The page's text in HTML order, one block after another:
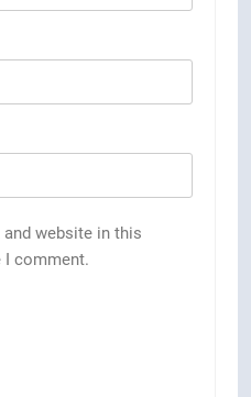
and website in this
I comment.